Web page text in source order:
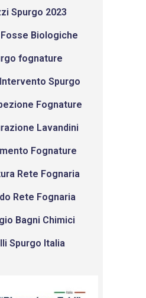
Spurgo 2023
Biologiche
fognature
Spurgo
Fognature
Lavandini
Fognature
Rete Fognaria
Rete Fognaria
Bagni Chimici
Spurgo Italia